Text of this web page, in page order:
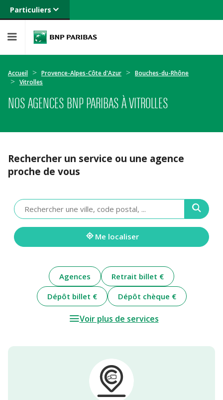
Particuliers
Banque privée
Entreprises
Accueil Provence-Alpes-Côte d'Azur
Bouches-du-Rhône
Vitrolles
NOS AGENCES BNP PARIBAS À VITROLLES
Rechercher un service ou une agence
proche de vous
Veuillez
renseigner
une
adresse
Me localiser
Agences
Retrait billet €
Dépôt billet €
Dépôt chèque €
Voir plus de services